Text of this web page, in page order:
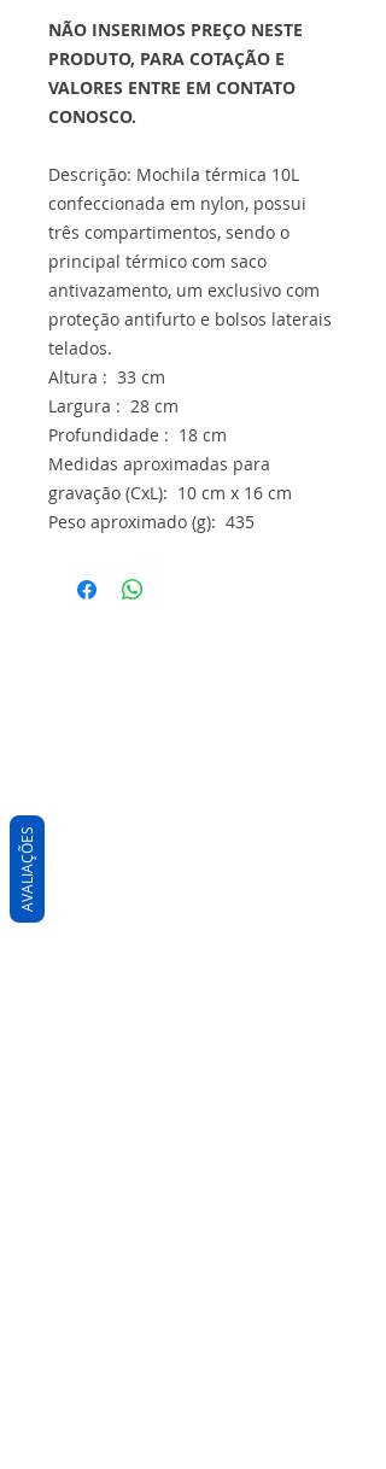
NÃO INSERIMOS PREÇO NESTE
PRODUTO, PARA COTAÇÃO E
VALORES ENTRE EM CONTATO
CONOSCO.
Descrição: Mochila térmica 10L
confeccionada em nylon, possui
três compartimentos, sendo o
principal térmico com saco
antivazamento, um exclusivo com
proteção antifurto e bolsos laterais
telados.
Altura : 33 cm
Largura : 28 cm
Profundidade : 18 cm
Medidas aproximadas para
gravação (CxL): 10 cm x 16 cm
Peso aproximado (g): 435
AVALIAÇÕES